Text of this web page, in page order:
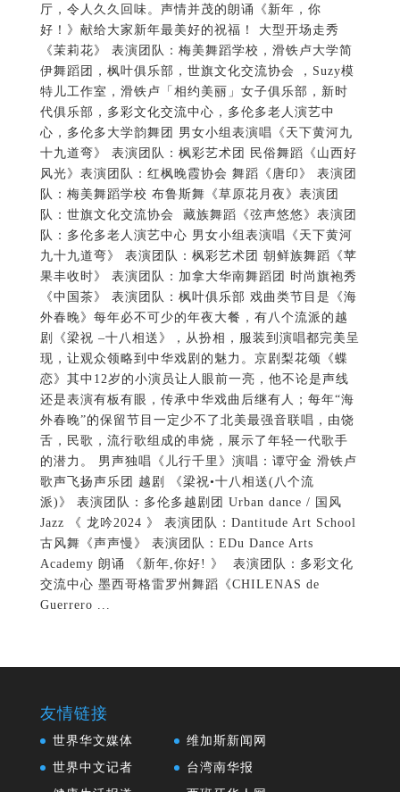
厅，令人久久回味。声情并茂的朗诵《新年，你
好！》献给大家新年最美好的祝福！ 大型开场走秀
《茉莉花》 表演团队：梅美舞蹈学校，滑铁卢大学简
伊舞蹈团，枫叶俱乐部，世旗文化交流协会 ，Suzy模
特儿工作室，滑铁卢「相约美丽」女子俱乐部，新时
代俱乐部，多彩文化交流中心，多伦多老人演艺中
心，多伦多大学韵舞团 男女小组表演唱《天下黄河九
十九道弯》 表演团队：枫彩艺术团 民俗舞蹈《山西好
风光》表演团队：红枫晚霞协会 舞蹈《唐印》 表演团
队：梅美舞蹈学校 布鲁斯舞《草原花月夜》表演团
队：世旗文化交流协会 藏族舞蹈《弦声悠悠》表演团
队：多伦多老人演艺中心 男女小组表演唱《天下黄河
九十九道弯》 表演团队：枫彩艺术团 朝鲜族舞蹈《苹
果丰收时》 表演团队：加拿大华南舞蹈团 时尚旗袍秀
《中国茶》 表演团队：枫叶俱乐部 戏曲类节目是《海
外春晚》每年必不可少的年夜大餐，有八个流派的越
剧《梁祝 –十八相送》，从扮相，服装到演唱都完美呈
现，让观众领略到中华戏剧的魅力。京剧梨花颂《蝶
恋》其中12岁的小演员让人眼前一亮，他不论是声线
还是表演有板有眼，传承中华戏曲后继有人；每年“海
外春晚”的保留节目一定少不了北美最强音联唱，由饶
舌，民歌，流行歌组成的串烧，展示了年轻一代歌手
的潜力。 男声独唱《儿行千里》演唱：谭守金 滑铁卢
歌声飞扬声乐团 越剧 《梁祝•十八相送(八个流
派)》 表演团队：多伦多越剧团 Urban dance / 国风
Jazz 《 龙吟2024 》 表演团队：Dantitude Art School
古风舞《声声慢》 表演团队：EDu Dance Arts
Academy 朗诵 《新年,你好! 》 表演团队：多彩文化
交流中心 墨西哥格雷罗州舞蹈《CHILENAS de
Guerrero ...
友情链接
世界华文媒体
世界中文记者
维加斯新闻网
台湾南华报